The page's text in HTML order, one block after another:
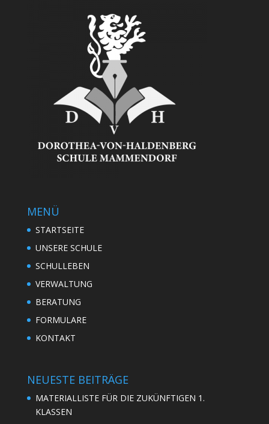
MENÜ
STARTSEITE
UNSERE SCHULE
SCHULLEBEN
VERWALTUNG
BERATUNG
FORMULARE
KONTAKT
NEUESTE BEITRÄGE
MATERIALLISTE FÜR DIE ZUKÜNFTIGEN 1.
KLASSEN